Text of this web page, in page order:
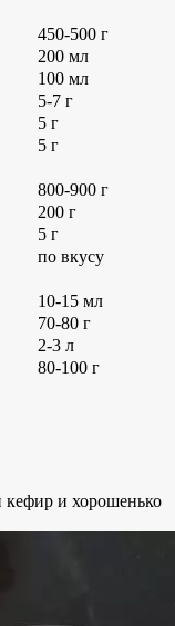
450-500 г
200 мл
100 мл
5-7 г
5 г
5 г
800-900 г
200 г
5 г
по вкусу
10-15 мл
70-80 г
2-3 л
80-100 г
кефир и хорошенько